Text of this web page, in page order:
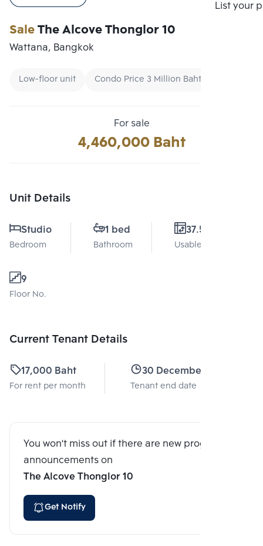
List your
SaleThe Alcove Thonglor 10
Wattana, Bangkok
Low-floor unit Condo Price 3 Million Baht - 5 Million
For sale
4,460,000 Baht
Unit Details
Studio
Bedroom
1 bed
Bathroom
37.5 Sq.m.
Usable area
9
Floor No.
Current Tenant Details
17,000 Baht
For rent per month
30 December 2017
Tenant end date
You won't miss out if there are new program
announcements on
The Alcove Thonglor 10
Get Notify